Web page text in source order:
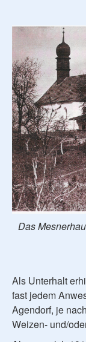
Das
Als Unterhalt
fast jedem
Agendorf, je
Weizen- und/